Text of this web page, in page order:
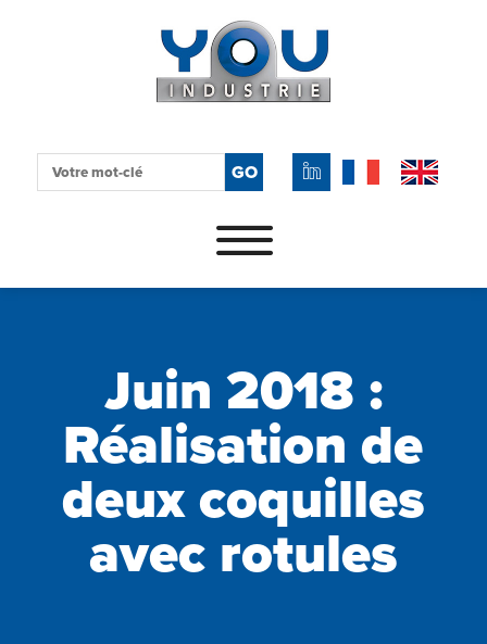
Recherche
pour
GO
Juin 2018 :
Réalisation de
deux coquilles
avec rotules